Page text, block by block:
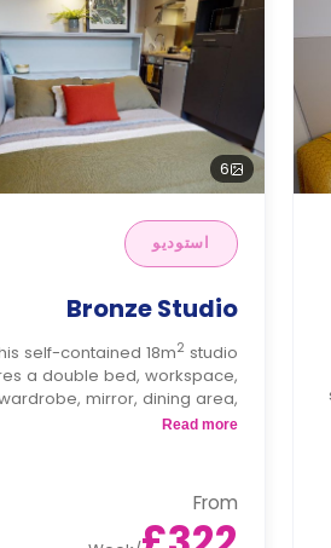
6
استوديو
Bronze Studio
self-contained 18m2 studio
a double bed, workspace,
mirror, dining area,
storage, private bathroom,
Read more
From